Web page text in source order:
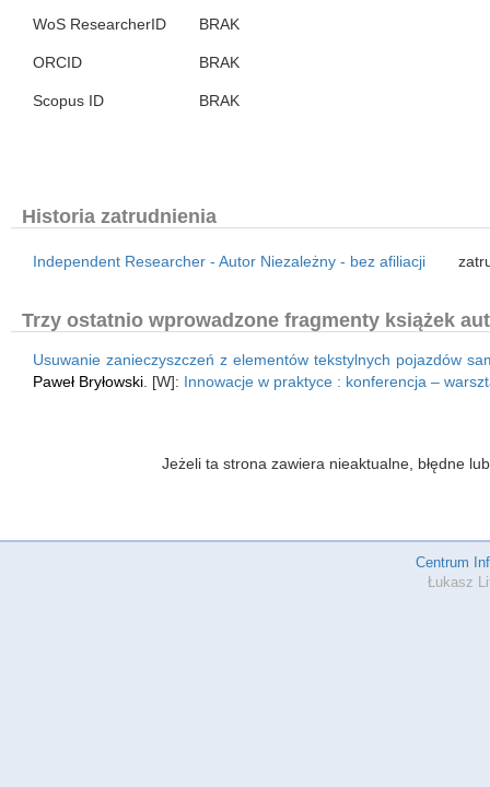
WoS ResearcherID BRAK
ORCID BRAK
Scopus ID BRAK
Historia zatrudnienia
Independent Researcher - Autor Niezależny - bez afiliacji
Trzy ostatnio wprowadzone fragmenty książek
Usuwanie zanieczyszczeń z elementów tekstylnych pojazdów
Paweł Bryłowski . [W]: Innowacje w praktyce : konferencja –
Jeżeli ta strona zawiera nieaktualne, błędne
Centrum
Łukasz